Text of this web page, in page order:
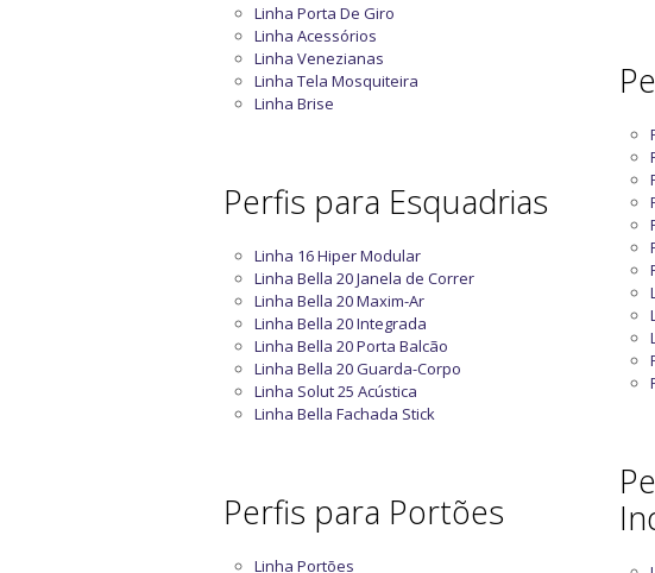
Linha Porta De Giro
Linha Acessórios
Linha Venezianas
Linha Tela Mosquiteira
Linha Brise
Perfis para Esquadrias
Linha 16 Hiper Modular
Linha Bella 20 Janela de Correr
Linha Bella 20 Maxim-Ar
Linha Bella 20 Integrada
Linha Bella 20 Porta Balcão
Linha Bella 20 Guarda-Corpo
Linha Solut 25 Acústica
Linha Bella Fachada Stick
Perfis para Portões
Linha Portões